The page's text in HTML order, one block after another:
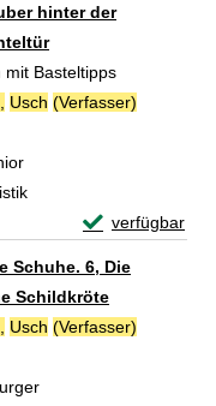
hinter der
mit Basteltipps
Usch (Verfasser)
verfügbar
Exemplar-
Schuhe. 6, Die
Schildkröte
Usch (Verfasser)